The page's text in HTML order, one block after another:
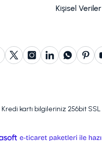
Kişisel
kartı bilgileriniz 256bit
ideasoft e-